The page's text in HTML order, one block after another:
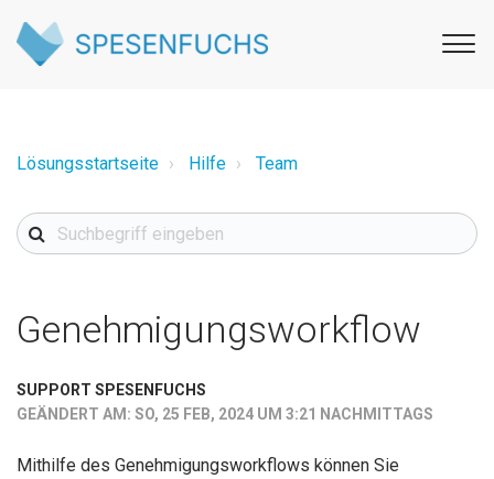
Lösungsstartseite Hilfe Team
Genehmigungsworkflow
SUPPORT SPESENFUCHS
GEÄNDERT AM: SO, 25 FEB, 2024 UM 3:21 NACHMITTAGS
Mithilfe des Genehmigungsworkflows können Sie